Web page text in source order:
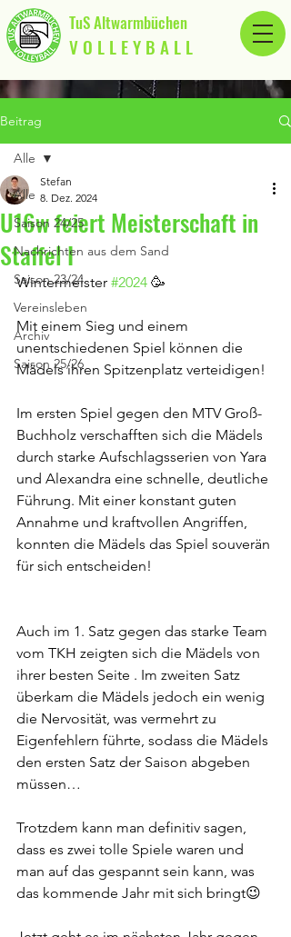
TuS Altwarmbüchen
V O L L E Y B A L L
Beitrag
Alle
Saison 24/25
Nachrichten aus dem Sand
Saison 23/24
Vereinsleben
Archiv
Saison 25/26
Alle
U16w feiert Meisterschaft in
Staffel I
Stefan
8. Dez. 2024
Wintermeister #2024 🥳
Mit einem Sieg und einem
unentschiedenen Spiel können die
Mädels ihren Spitzenplatz verteidigen!
Im ersten Spiel gegen den MTV Groß-
Buchholz verschafften sich die Mädels
durch starke Aufschlagsserien von Yara
und Alexandra eine schnelle, deutliche
Führung. Mit einer konstant guten
Annahme und kraftvollen Angriffen,
konnten die Mädels das Spiel souverän
für sich entscheiden!
Auch im 1. Satz gegen das starke Team
vom TKH zeigten sich die Mädels von
ihrer besten Seite . Im zweiten Satz
überkam die Mädels jedoch ein wenig
die Nervosität, was vermehrt zu
Eigenfehlern führte, sodass die Mädels
den ersten Satz der Saison abgeben
müssen…
Trotzdem kann man definitiv sagen,
dass es zwei tolle Spiele waren und
man auf das gespannt sein kann, was
das kommende Jahr mit sich bringt😉